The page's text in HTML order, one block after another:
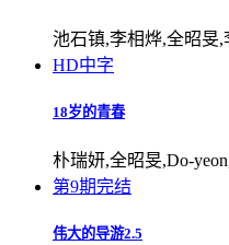
池石镇,李相烨,全昭旻,
HD中字
18岁的青春
朴瑞妍,全昭旻,Do-
第9期完结
伟大的导游2.5